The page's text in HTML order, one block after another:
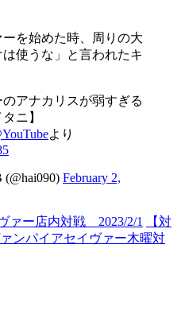
を始めた時、周りの大
使うな」と言われたキ
アナカリスが弱すぎる
ニ】
より
February 2,
ァー店内対戦 2023/2/1
【対
ンパイアセイヴァー木曜対